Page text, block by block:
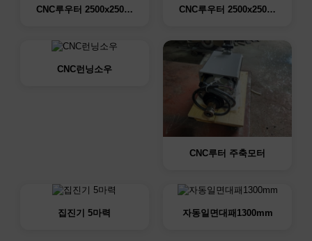
CNC루우터 2500x250… CNC루우터 2500x250…
CNC런닝소우
CNC루터 주축모터
집진기 5마력 자동일면대패1300mm